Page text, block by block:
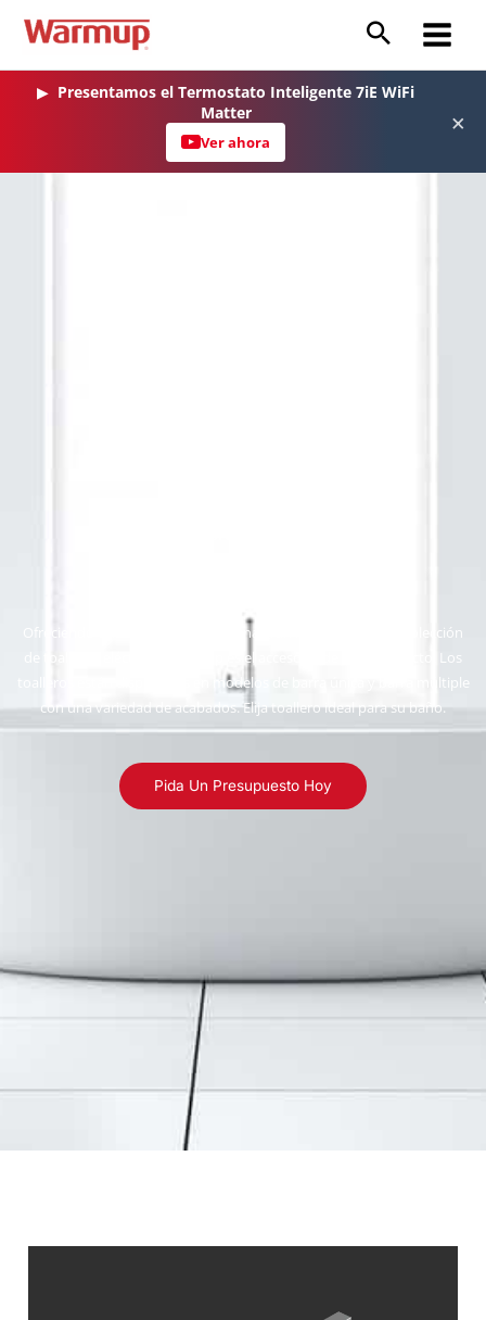
Main
▶ Presentamos el Termostato Inteligente 7iE WiFi
Matter
Ver ahora
×
Ofreciendo un diseño elegante y una gran funcionalidad, la colección
de toalleros eléctricos Warmup es el accesorio de baño perfecto. Los
toalleros están disponibles en modelos de barra única y barra múltiple
con una variedad de acabados. Elija toallero ideal para su baño.
Pida Un Presupuesto Hoy